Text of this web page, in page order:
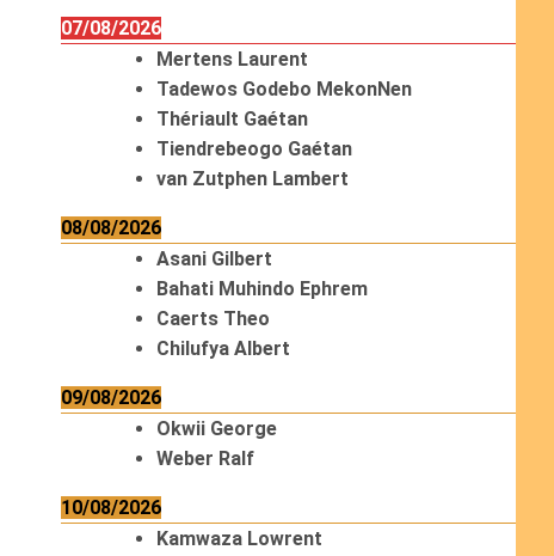
07/08/2026
Mertens Laurent
Tadewos Godebo MekonNen
Thériault Gaétan
Tiendrebeogo Gaétan
van Zutphen Lambert
08/08/2026
Asani Gilbert
Bahati Muhindo Ephrem
Caerts Theo
Chilufya Albert
09/08/2026
Okwii George
Weber Ralf
10/08/2026
Kamwaza Lowrent